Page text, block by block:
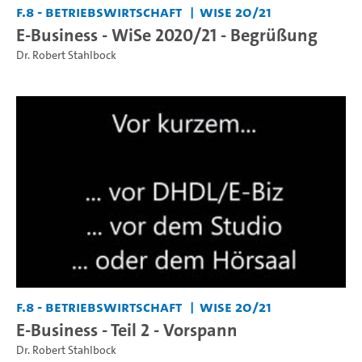
F.8 - Betriebswirtschaft WiSe 20/21
E-Business - WiSe 2020/21 - Begrüßung
Dr. Robert Stahlbock
F.8 - Betriebswirtschaft WiSe 20/21
E-Business - Teil 2 - Vorspann
Dr. Robert Stahlbock